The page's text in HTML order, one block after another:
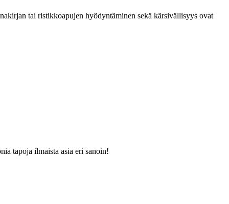
tai ristikkoapujen hyödyntäminen sekä kärsivällisyys ovat
tapoja ilmaista asia eri sanoin!